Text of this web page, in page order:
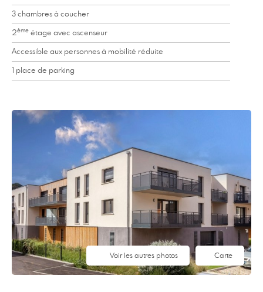
3 chambres à coucher
2ème étage avec ascenseur
Accessible aux personnes à mobilité réduite
1 place de parking
Carte
Voir les autres photos